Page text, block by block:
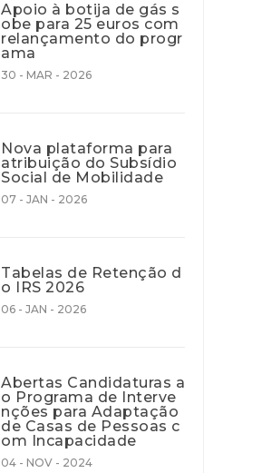
Apoio à botija de gás s
obe para 25 euros com
relançamento do progr
ama
30 - MAR - 2026
Nova plataforma para
atribuição do Subsídio
Social de Mobilidade
07 - JAN - 2026
Tabelas de Retenção d
o IRS 2026
06 - JAN - 2026
Abertas Candidaturas a
o Programa de Interve
nções para Adaptação
de Casas de Pessoas c
om Incapacidade
04 - NOV - 2024